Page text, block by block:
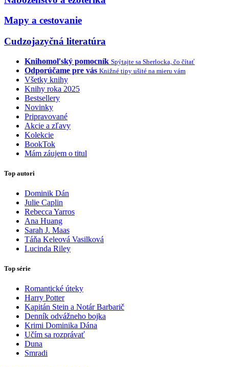
Mapy a cestovanie
Cudzojazyčná literatúra
Knihomoľský pomocník Spýtajte sa Sherlocka, čo čítať
Odporúčame pre vás Knižné tipy ušité na mieru vám
Všetky knihy
Knihy roka 2025
Bestsellery
Novinky
Pripravované
Akcie a zľavy
Kolekcie
BookTok
Mám záujem o titul
Top autori
Dominik Dán
Julie Caplin
Rebecca Yarros
Ana Huang
Sarah J. Maas
Táňa Keleová Vasilková
Lucinda Riley
Top série
Romantické úteky
Harry Potter
Kapitán Stein a Notár Barbarič
Denník odvážneho bojka
Krimi Dominika Dána
Učím sa rozprávať
Duna
Smradi